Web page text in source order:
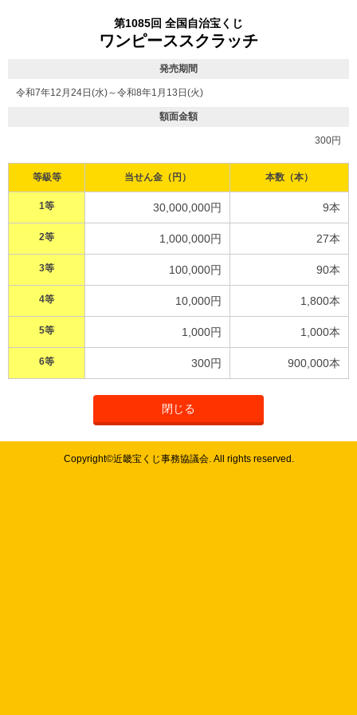
第1085回 全国自治宝くじ
ワンピーススクラッチ
発売期間
令和7年12月24日(水)～令和8年1月13日(火)
額面金額
300円
等級等 当せん金（円） 本数（本）
1等 30,000,000円 9本
2等 1,000,000円 27本
3等 100,000円 90本
4等 10,000円 1,800本
5等 1,000円 1,000本
6等 300円 900,000本
閉じる
Copyright©近畿宝くじ事務協議会. All rights reserved.